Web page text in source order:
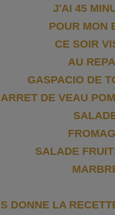
J'AI 45
POUR MON
CE SOIR
AU
GASPACIO DE
DE VEAU
SALADE
DONNE LA